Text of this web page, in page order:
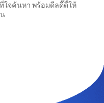
ใจค้นหา พร้อมดีลดี๊ดี้ให้